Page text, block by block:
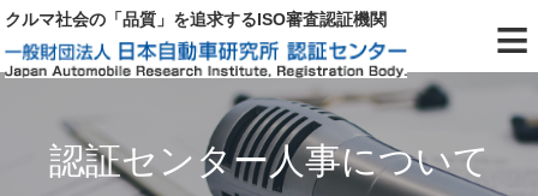
クルマ社会の「品質」を追求するISO審査認証機関 ≡
認証センター人事について